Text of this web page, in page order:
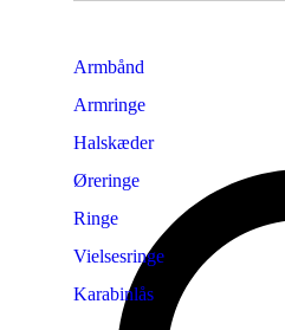
Armbånd
Armringe
Halskæder
Øreringe
Ringe
Vielsesringe
Karabinlås